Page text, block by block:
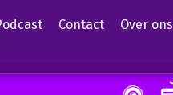
Contact Over ons